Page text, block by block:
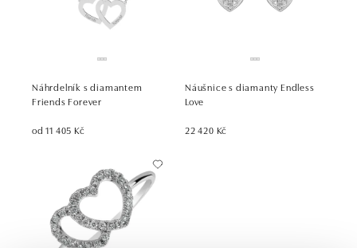
Náhrdelník s diamantem
Friends Forever
od 11 405 Kč
Náušnice s diamanty Endless
Love
22 420 Kč